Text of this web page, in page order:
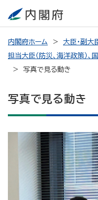
内閣府ホーム 大臣・副大
担当大臣（防災、海洋政策）
写真で見る動き
写真で見る動き